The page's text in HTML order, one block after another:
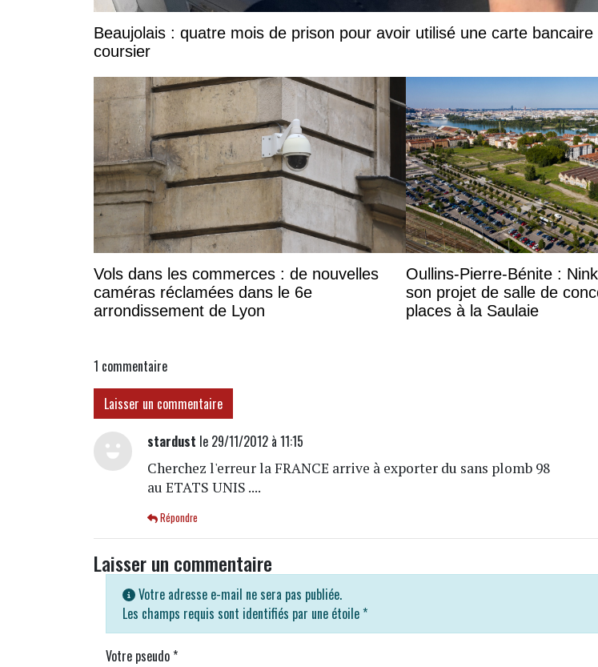
Beaujolais : quatre mois de prison pour avoir utilisé une carte
coursier
Vols dans les commerces : de nouvelles
caméras réclamées dans le 6e
arrondissement de Lyon
Oullins-Pierre-Bénite :
son projet de salle de
places à la Saulaie
1 commentaire
Laisser un commentaire
stardust le 29/11/2012 à 11:15
Cherchez l'erreur la FRANCE arrive à exporter du sans plomb 98
au ETATS UNIS ....
Répondre
Laisser un commentaire
Votre adresse e-mail ne sera pas publiée.
Les champs requis sont identifiés par une étoile *
Votre pseudo*